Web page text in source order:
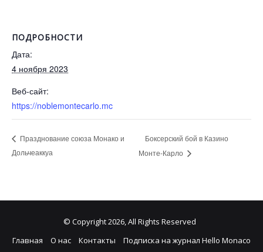
ПОДРОБНОСТИ
Дата:
4 ноября 2023
Веб-сайт:
https://noblemontecarlo.mc
Празднование союза Монако и
Дольчеаккуа
Боксерский бой в Казино
Монте-Карло
© Copyright 2026, All Rights Reserved
Главная
О нас Контакты Подписка на журнал Hello Monaco